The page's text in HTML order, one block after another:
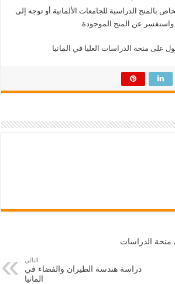
بالمنح الدراسية للجامعات الألمانية أو توجه إلى
واستفسر عن المنح الموجودة.
على منحة الدراسات العليا في المانيا
الدراسات
التالي
دراسة هندسة الطيران والفضاء في
المانيا